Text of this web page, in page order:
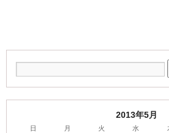
2013年5月
日 月 火 水